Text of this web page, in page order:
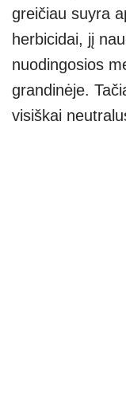
greičiau suyra
herbicidai, jį
nuodingosios
grandinėje.
visiškai